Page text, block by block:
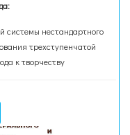
системы нестандартного
трехступенчатой
к творчеству